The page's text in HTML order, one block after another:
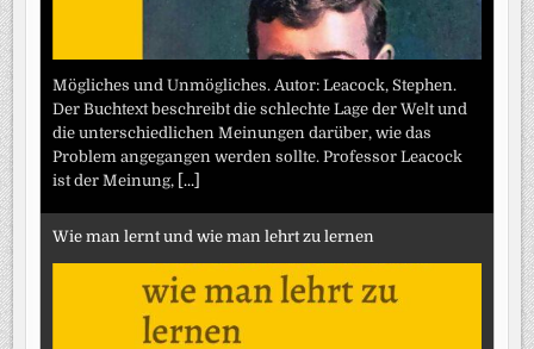
Mögliches und Unmögliches. Autor: Leacock, Stephen.
Der Buchtext beschreibt die schlechte Lage der Welt und
die unterschiedlichen Meinungen darüber, wie das
Problem angegangen werden sollte. Professor Leacock
ist der Meinung, [...]
Wie man lernt und wie man lehrt zu lernen